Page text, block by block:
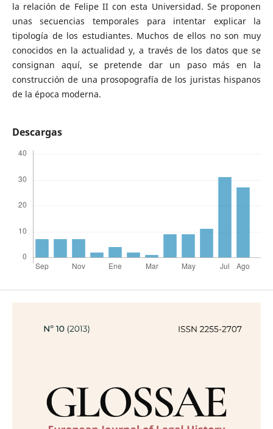
la relación de Felipe II con esta Universidad. Se proponen
unas secuencias temporales para intentar explicar la
tipología de los estudiantes. Muchos de ellos no son muy
conocidos en la actualidad y, a través de los datos que se
consignan aquí, se pretende dar un paso más en la
construcción de una prosopografía de los juristas hispanos
de la época moderna.
Descargas